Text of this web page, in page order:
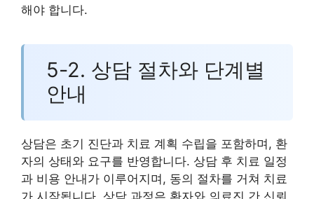
해야 합니다.
5-2. 상담 절차와 단계별
안내
상담은 초기 진단과 치료 계획 수립을 포함하며, 환
자의 상태와 요구를 반영합니다. 상담 후 치료 일정
과 비용 안내가 이루어지며, 동의 절차를 거쳐 치료